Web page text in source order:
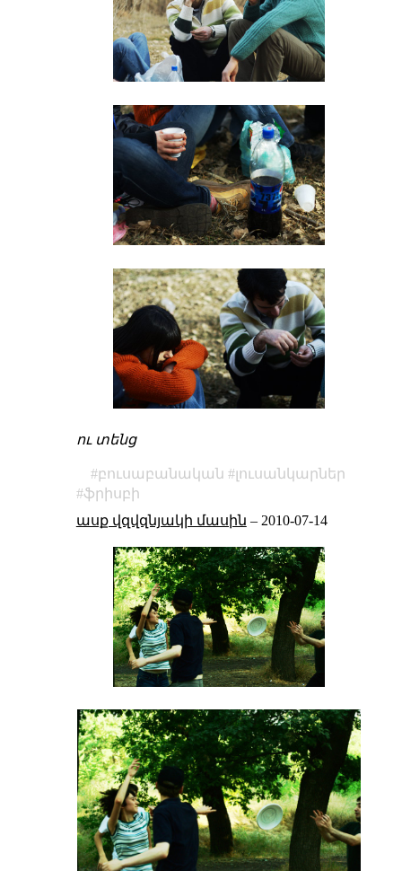
ու տենց
բուսաբանական
լուսանկարներ
ֆրիսբի
ասք վզվզնյակի մասին – 2010-07-14